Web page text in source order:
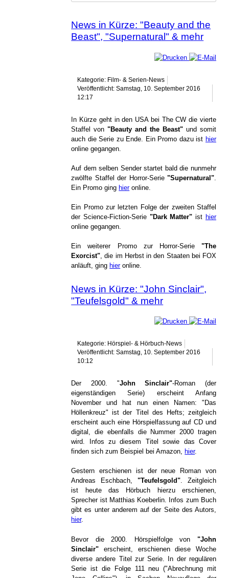
News in Kürze: "Beauty and the
Beast", "Supernatural" & mehr
Kategorie: Film- & Serien-News
Veröffentlicht: Samstag, 10. September 2016
12:17
In Kürze geht in den USA bei The CW die vierte
Staffel von "Beauty and the Beast" und somit
auch die Serie zu Ende. Ein Promo dazu ist hier
online gegangen.
Auf dem selben Sender startet bald die nunmehr
zwölfte Staffel der Horror-Serie "Supernatural".
Ein Promo ging hieronline.
Ein Promo zur letzten Folge der zweiten Staffel
der Science-Fiction-Serie "Dark Matter" ist hier
online gegangen.
Ein weiterer Promo zur Horror-Serie "The
Exorcist", die im Herbst in den Staaten bei FOX
anläuft, ging hieronline.
News in Kürze: "John Sinclair",
"Teufelsgold" & mehr
Kategorie: Hörspiel- & Hörbuch-News
Veröffentlicht: Samstag, 10. September 2016
10:12
Der 2000. "John Sinclair"-Roman (der
eigenständigen Serie) erscheint Anfang
November und hat nun einen Namen: "Das
Höllenkreuz" ist der Titel des Hefts; zeitgleich
erscheint auch eine Hörspielfassung auf CD und
digital, die ebenfalls die Nummer 2000 tragen
wird. Infos zu diesem Titel sowie das Cover
finden sich zum Beispiel bei Amazon, hier.
Gestern erschienen ist der neue Roman von
Andreas Eschbach,"Teufelsgold". Zeitgleich
ist heute das Hörbuch hierzu erschienen,
Sprecher ist Matthias Koeberlin. Infos zum Buch
gibt es unter anderem auf der Seite des Autors,
hier.
Bevor die 2000. Hörspielfolge von "John
Sinclair" erscheint, erschienen diese Woche
diverse andere Titel zur Serie. In der regulären
Serie ist die Folge 111 neu ("Abrechnung mit